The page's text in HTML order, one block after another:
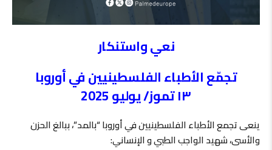
نعي واستنكار
تجمّع الأطباء الفلسطينيين في أوروبا
١٣ تموز/ يوليو 2025
ينعى تجمع الأطباء الفلسطينيين في أوروبا “بالمد”، ببالغ الحزن
والأسى، شهيد الواجب الطبي و الإنساني: